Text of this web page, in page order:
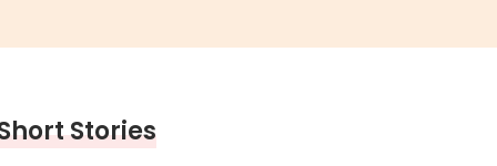
Stories